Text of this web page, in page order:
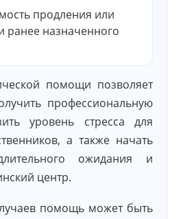
продления или
ранее назначенного
помощи позволяет
профессиональную
уровень стресса для
а также начать
ожидания и
центр.
помощь может быть